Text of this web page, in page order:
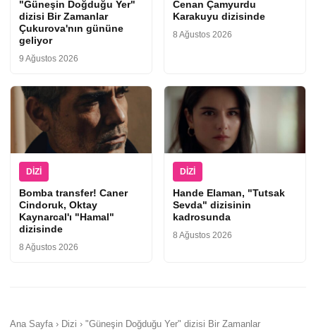
"Güneşin Doğduğu Yer"
dizisi Bir Zamanlar
Çukurova'nın gününe
geliyor
9 Ağustos 2026
Cenan Çamyurdu
Karakuyu dizisinde
8 Ağustos 2026
DIZI
Bomba transfer! Caner
Cindoruk, Oktay
Kaynarcal'ı "Hamal"
dizisinde
8 Ağustos 2026
DIZI
Hande Elaman, "Tutsak
Sevda" dizisinin
kadrosunda
8 Ağustos 2026
Ana Sayfa › Dizi › "Güneşin Doğduğu Yer" dizisi Bir Zamanlar